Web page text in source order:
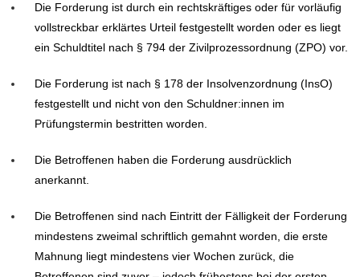
Die Forderung ist durch ein rechtskräftiges oder für vorläufig
vollstreckbar erklärtes Urteil festgestellt worden oder es liegt
ein Schuldtitel nach § 794 der Zivilprozessordnung (ZPO) vor.
Die Forderung ist nach § 178 der Insolvenzordnung (InsO)
festgestellt und nicht von den Schuldner:innen im
Prüfungstermin bestritten worden.
Die Betroffenen haben die Forderung ausdrücklich
anerkannt.
Die Betroffenen sind nach Eintritt der Fälligkeit der Forderung
mindestens zweimal schriftlich gemahnt worden, die erste
Mahnung liegt mindestens vier Wochen zurück, die